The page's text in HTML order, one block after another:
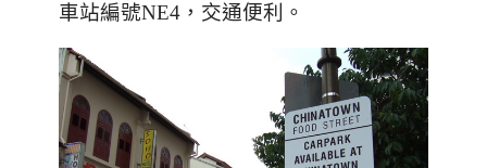
車站編號NE4 ，交通便利。